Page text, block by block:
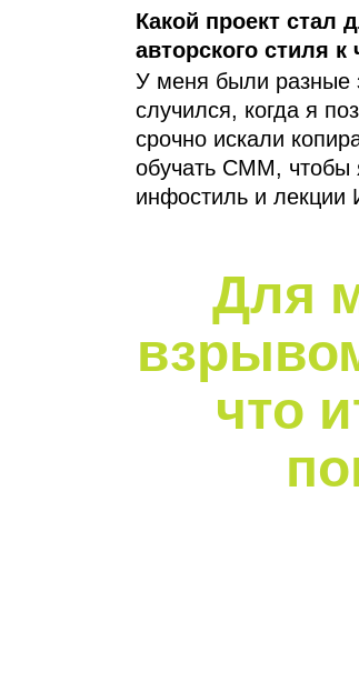
Какой проект
авторского стиля
У меня были разные
случился, когда я
срочно искали
обучать СММ, чтобы
инфостиль и лекции
Для
что